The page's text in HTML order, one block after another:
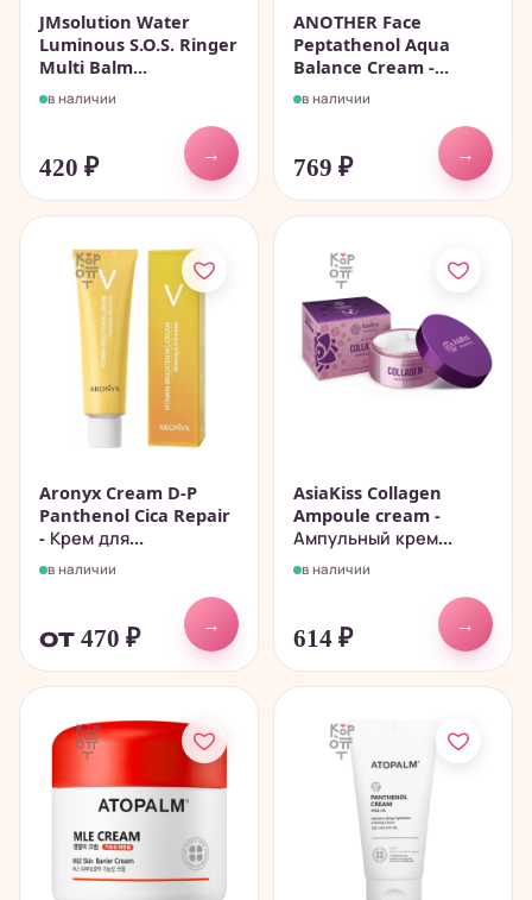
JMsolution Water
Luminous S.O.S. Ringer
Multi Balm...
в наличии
420 ₽
→
ANOTHER Face
Peptathenol Aqua
Balance Cream -...
в наличии
769 ₽
→
Aronyx Cream D-P
Panthenol Cica Repair
- Крем для...
в наличии
от 470 ₽
→
AsiaKiss Collagen
Ampoule cream -
Ампульный крем...
в наличии
614 ₽
→